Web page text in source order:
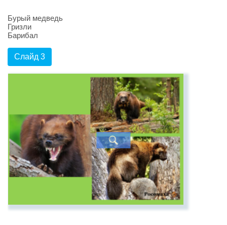
Бурый медведь
Гризли
Барибал
Слайд 3